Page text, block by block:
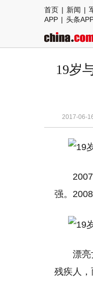
首页 | 新闻 |
APP | 头条
19岁
2017-06-
强。
漂亮
残疾人